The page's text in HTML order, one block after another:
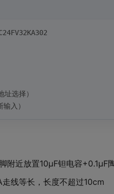
选择）
入）
附近放置10μF钽电容+0.1μF
线等长，长度不超过10cm